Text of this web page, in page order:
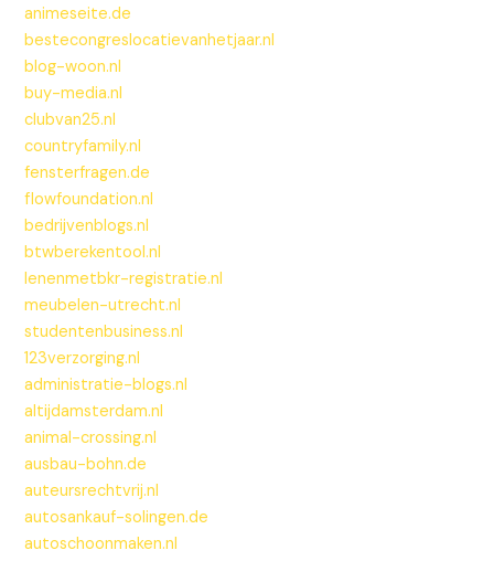
animeseite.de
bestecongreslocatievanhetjaar.nl
blog-woon.nl
buy-media.nl
clubvan25.nl
countryfamily.nl
fensterfragen.de
flowfoundation.nl
bedrijvenblogs.nl
btwberekentool.nl
lenenmetbkr-registratie.nl
meubelen-utrecht.nl
studentenbusiness.nl
123verzorging.nl
administratie-blogs.nl
altijdamsterdam.nl
animal-crossing.nl
ausbau-bohn.de
auteursrechtvrij.nl
autosankauf-solingen.de
autoschoonmaken.nl